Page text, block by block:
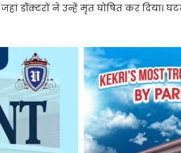
जहां डॉक्टरों ने उन्हें मृत घोषित कर दिया।